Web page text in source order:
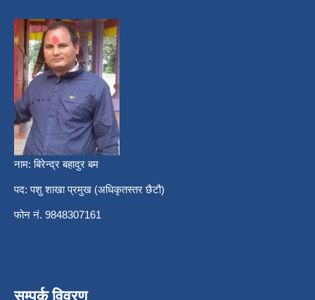
नाम: बिरेन्द्र बहादुर बम
पद: पशु शाखा प्रमुख (अधिकृतस्तर छैटौ)
फोन नं. 9848307161
सम्पर्क विवरण